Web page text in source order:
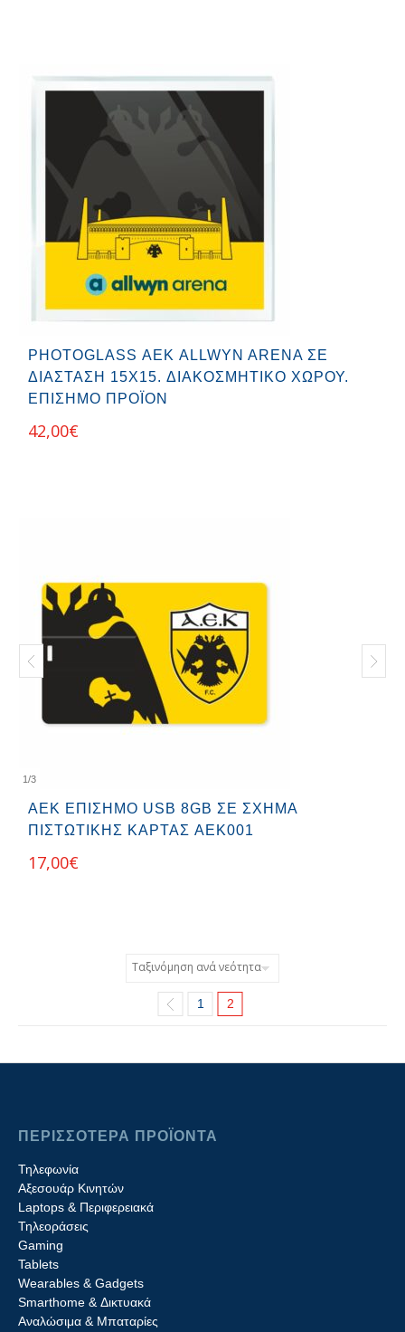
PHOTOGLASS ΑΕΚ ALLWYN ARENA ΣΕ
ΔΙΆΣΤΑΣΗ 15X15. ΔΙΑΚΟΣΜΗΤΙΚΌ ΧΏΡΟΥ.
ΕΠΊΣΗΜΟ ΠΡΟΪΌΝ
42,00€
1/3
ΑΕΚ ΕΠΊΣΗΜΟ USB 8GB ΣΕ ΣΧΉΜΑ
ΠΙΣΤΩΤΙΚΉΣ ΚΆΡΤΑΣ AEK001
17,00€
1 2
ΠΕΡΙΣΣΟΤΕΡΑ ΠΡΟΪΟΝΤΑ
Τηλεφωνία
Αξεσουάρ Κινητών
Laptops & Περιφερειακά
Τηλεοράσεις
Gaming
Tablets
Wearables & Gadgets
Smarthome & Δικτυακά
Aναλώσιμα & Μπαταρίες